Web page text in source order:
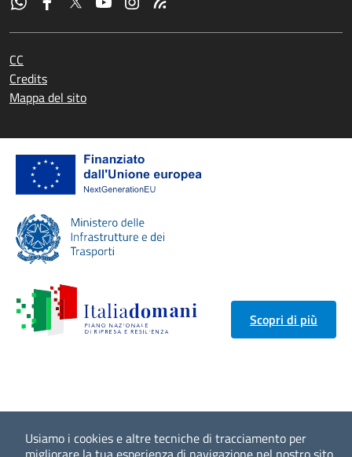
Usiamo i cookies e altre tecniche di tracciamento per
CC
Credits
Mappa del sito
Scopri di più